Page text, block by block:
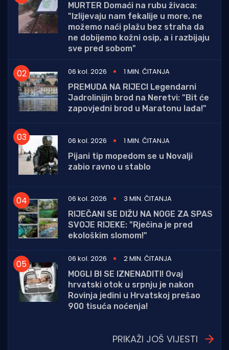
MURTER Domaći na rubu živaca:
"Izlijevaju nam fekalije u more, ne
možemo naći plažu bez straha da
ne dobijemo kožni osip, a i razbijaju
sve pred sobom"
06 kol. 2026
1 MIN. ČITANJA
PREMUDA NA RIJECI Legendarni
Jadrolinijin brod na Neretvi: "Bit će
zapovjedni brod u Maratonu lađa!"
06 kol. 2026
1 MIN. ČITANJA
Pijani tip mopedom se u Novalji
zabio ravno u stablo
06 kol. 2026
3 MIN. ČITANJA
RIJEČANI SE DIŽU NA NOGE ZA SPAS
SVOJE RIJEKE: "Rječina je pred
ekološkim slomom!"
06 kol. 2026
2 MIN. ČITANJA
MOGLI BI SE IZNENADITI! Ovaj
hrvatski otok u srpnju je nakon
Rovinja jedini u Hrvatskoj prešao
900 tisuća noćenja!
PRIKAŽI JOŠ VIJESTI